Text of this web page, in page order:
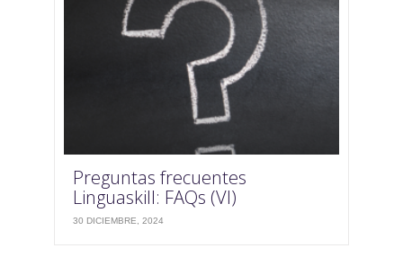
Preguntas frecuentes
Linguaskill: FAQs (VI)
30 DICIEMBRE, 2024